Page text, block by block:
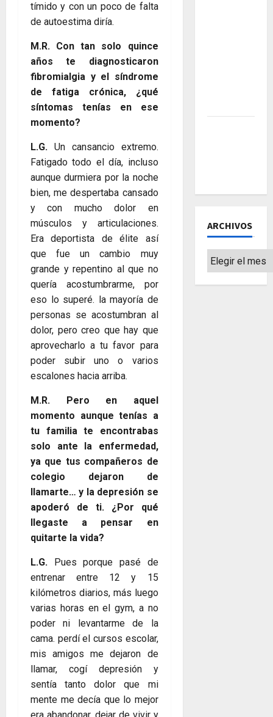
tímido y con un poco de falta
de autoestima diría.
M.R. Con tan solo quince
años te diagnosticaron
fibromialgia y el síndrome
de fatiga crónica, ¿qué
síntomas tenías en ese
momento?
L.G. Un cansancio extremo.
Fatigado todo el día, incluso
aunque durmiera por la noche
bien, me despertaba cansado
y con mucho dolor en
músculos y articulaciones.
Era deportista de élite así
que fue un cambio muy
grande y repentino al que no
quería acostumbrarme, por
eso lo superé. la mayoría de
personas se acostumbran al
dolor, pero creo que hay que
aprovecharlo a tu favor para
poder subir uno o varios
escalones hacia arriba.
M.R. Pero en aquel
momento aunque tenías a
tu familia te encontrabas
solo ante la enfermedad,
ya que tus compañeros de
colegio dejaron de
llamarte… y la depresión se
apoderó de ti. ¿Por qué
llegaste a pensar en
quitarte la vida?
L.G.
Pues porque pasé de
entrenar entre 12 y 15
kilómetros diarios, más luego
varias horas en el gym, a no
poder ni levantarme de la
cama. perdí el cursos escolar,
mis amigos me dejaron de
llamar, cogí depresión y
sentía tanto dolor que mi
mente me decía que lo mejor
ARCHIVOS
Archivos